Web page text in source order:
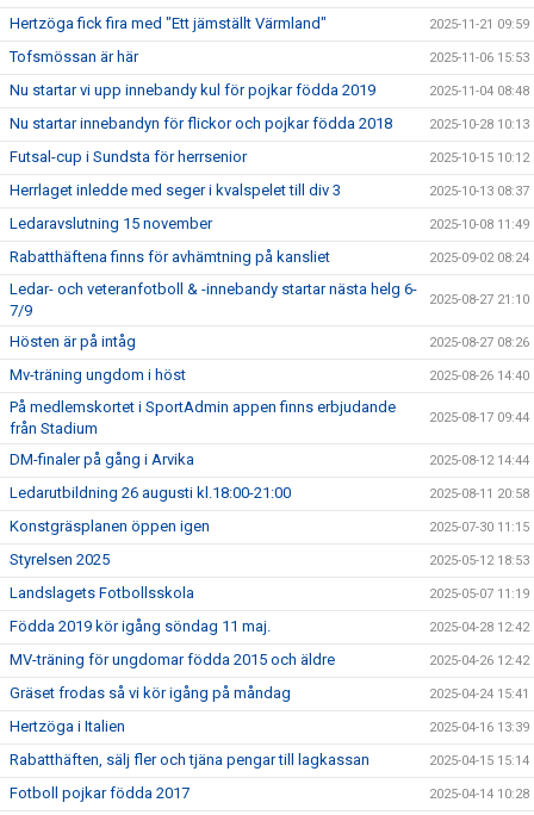
Hertzöga fick fira med "Ett jämställt Värmland" 2025-11-21 09:59
Tofsmössan är här 2025-11-06 15:53
Nu startar vi upp innebandy kul för pojkar födda 2019 2025-11-04 08:48
Nu startar innebandyn för flickor och pojkar födda 2018 2025-10-28 10:13
Futsal-cup i Sundsta för herrsenior 2025-10-15 10:12
Herrlaget inledde med seger i kvalspelet till div 3 2025-10-13 08:37
Ledaravslutning 15 november 2025-10-08 11:49
Rabatthäftena finns för avhämtning på kansliet 2025-09-02 08:24
Ledar- och veteranfotboll & -innebandy startar nästa helg 6-
7/9
2025-08-27 21:10
Hösten är på intåg 2025-08-27 08:26
Mv-träning ungdom i höst 2025-08-26 14:40
På medlemskortet i SportAdmin appen finns erbjudande
från Stadium
2025-08-17 09:44
DM-finaler på gång i Arvika 2025-08-12 14:44
Ledarutbildning 26 augusti kl.18:00-21:00 2025-08-11 20:58
Konstgräsplanen öppen igen 2025-07-30 11:15
Styrelsen 2025 2025-05-12 18:53
Landslagets Fotbollsskola 2025-05-07 11:19
Födda 2019 kör igång söndag 11 maj. 2025-04-28 12:42
MV-träning för ungdomar födda 2015 och äldre 2025-04-26 12:42
Gräset frodas så vi kör igång på måndag 2025-04-24 15:41
Hertzöga i Italien 2025-04-16 13:39
Rabatthäften, sälj fler och tjäna pengar till lagkassan 2025-04-15 15:14
Fotboll pojkar födda 2017 2025-04-14 10:28